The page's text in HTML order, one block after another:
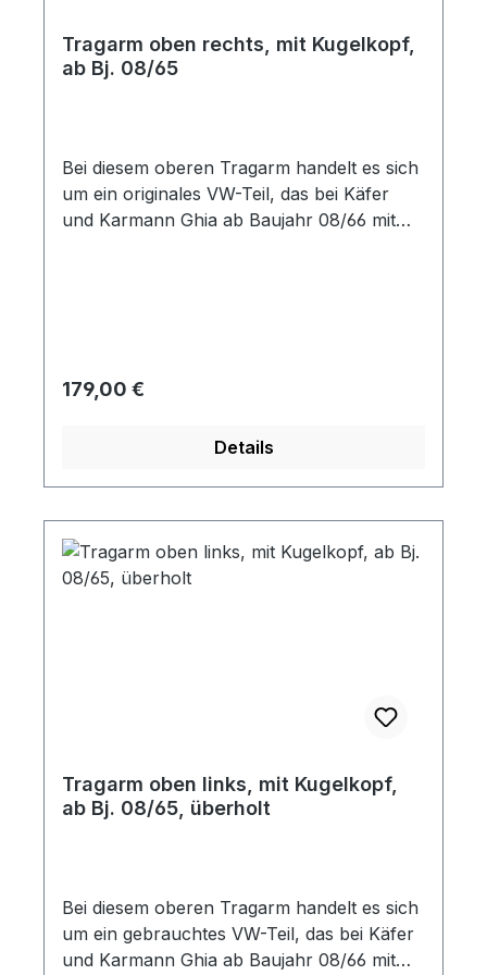
Tragarm oben rechts, mit Kugelkopf,
ab Bj. 08/65
Bei diesem oberen Tragarm handelt es sich
um ein originales VW-Teil, das bei Käfer
und Karmann Ghia ab Baujahr 08/66 mit
Regulärer Preis:
179,00 €
Details
Tragarm oben links, mit Kugelkopf,
ab Bj. 08/65, überholt
Bei diesem oberen Tragarm handelt es sich
um ein gebrauchtes VW-Teil, das bei Käfer
und Karmann Ghia ab Baujahr 08/66 mit